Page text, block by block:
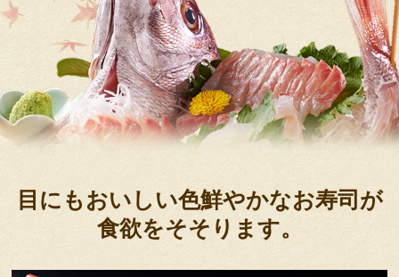
目にもおいしい色鮮やかなお寿司が
食欲をそそります。